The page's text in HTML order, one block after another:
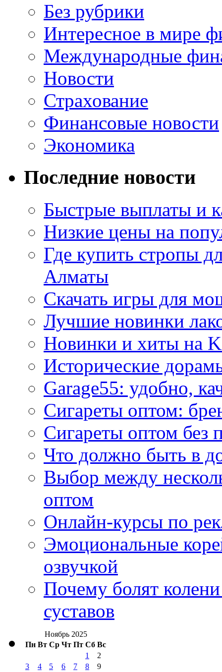
Без рубрики
Интересное в мире
Международные
Новости
Страхование
Финансовые новости
Экономика
Последние новости
Быстрые выплаты и
Низкие цены на
Где купить стропы
Алматы
Скачать игры для
Лучшие новинки
Новинки и хиты на
Исторические
Garage55: удобно,
Сигареты оптом:
Сигареты оптом без
Что должно быть в
Выбор между
оптом
Онлайн-курсы по
Эмоциональные
озвучкой
Почему болят
суставов
Ноябрь 2025
Пн Вт Ср Чт Пт Сб Вс
1
2
3
4 5 6 7 8
9